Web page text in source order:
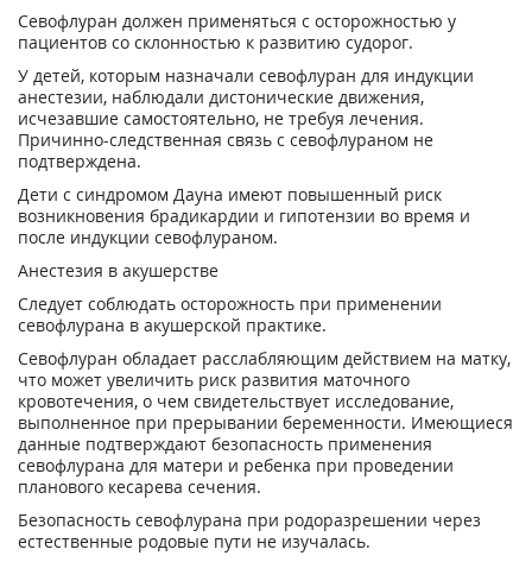
Севофлуран должен применяться с осторожностью у
пациентов со склонностью к развитию судорог.
У детей, которым назначали севофлуран для индукции
анестезии, наблюдали дистонические движения,
исчезавшие самостоятельно, не требуя лечения.
Причинно-следственная связь с севофлураном не
подтверждена.
Дети с синдромом Дауна имеют повышенный риск
возникновения брадикардии и гипотензии во время и
после индукции севофлураном.
Анестезия в акушерстве
Следует соблюдать осторожность при применении
севофлурана в акушерской практике.
Севофлуран обладает расслабляющим действием на матку,
что может увеличить риск развития маточного
кровотечения, о чем свидетельствует исследование,
выполненное при прерывании беременности. Имеющиеся
данные подтверждают безопасность применения
севофлурана для матери и ребенка при проведении
планового кесарева сечения.
Безопасность севофлурана при родоразрешении через
естественные родовые пути не изучалась.